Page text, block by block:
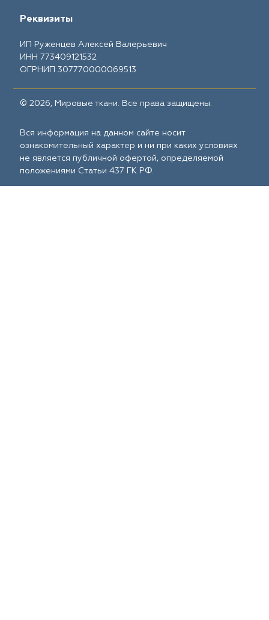
Реквизиты
ИП Руженцев Алексей Валерьевич
ИНН 773409121532
ОГРНИП 307770000069513
© 2026, Мировые ткани. Все права защищены.
Вся информация на данном сайте носит
ознакомительный характер и ни при каких условиях
не является публичной офертой, определяемой
положениями Статьи 437 ГК РФ.